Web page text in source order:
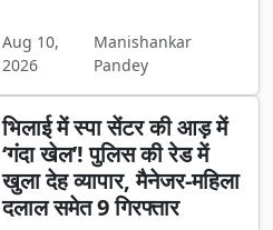
Aug 10,
2026
Manishankar
Pandey
भिलाई में स्पा सेंटर की आड़ में
‘गंदा खेल’! पुलिस की रेड में
खुला देह व्यापार, मैनेजर-महिला
दलाल समेत 9 गिरफ्तार